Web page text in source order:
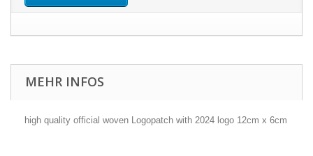
MEHR INFOS
high quality official woven Logopatch with 2024 logo 12cm x 6cm